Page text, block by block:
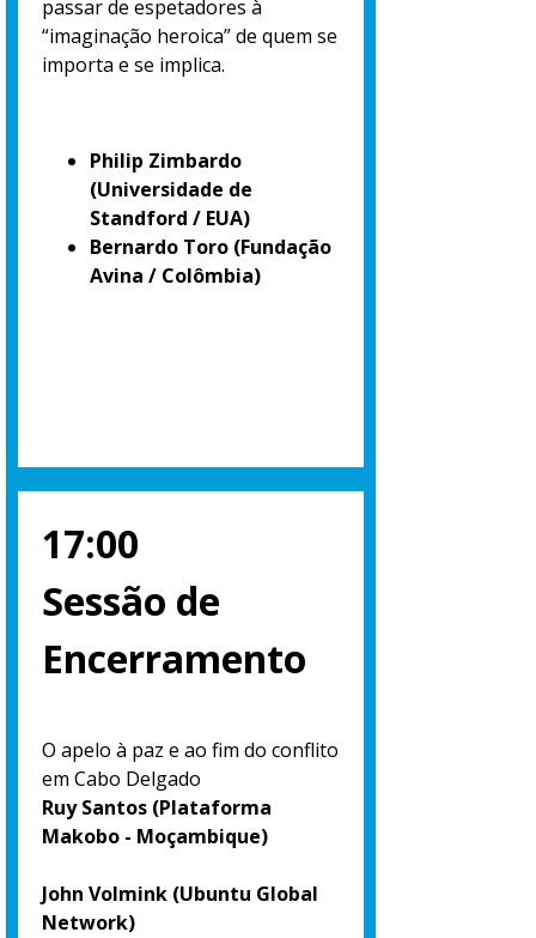
passar de espetadores à
“imaginação heroica” de quem se
importa e se implica.
Philip Zimbardo
(Universidade de
Standford / EUA)
Bernardo Toro (Fundação
Avina / Colômbia)
17:00
Sessão de
Encerramento
O apelo à paz e ao fim do conflito
em Cabo Delgado
Ruy Santos (Plataforma
Makobo - Moçambique)
John Volmink (Ubuntu Global
Network)